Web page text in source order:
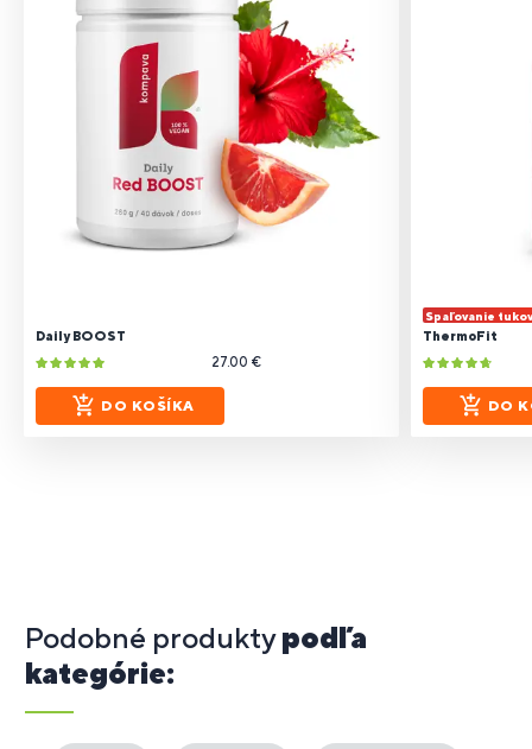
Daily BOOST
27.00 €
DO KOŠÍKA
Spaľovanie tukov
ThermoFit
DO
Podobné produktypodľa
kategórie: